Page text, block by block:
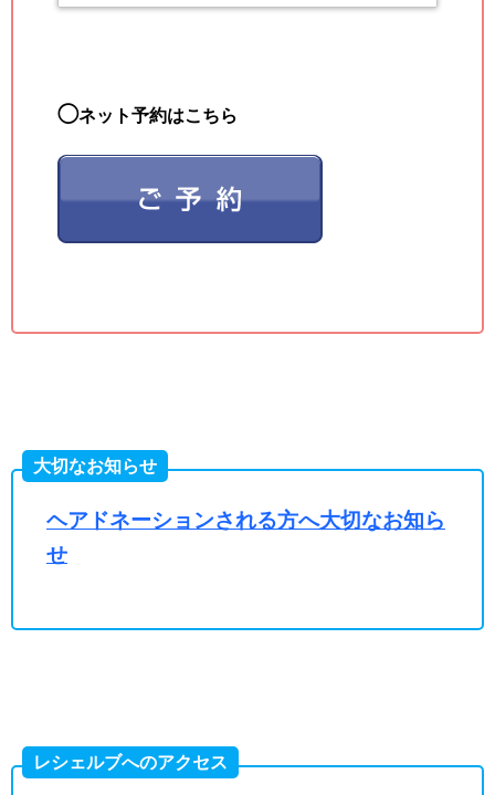
◯ネット予約はこちら
大切なお知らせ
ヘアドネーションされる方へ大切なお知ら
せ
レシェルブへのアクセス